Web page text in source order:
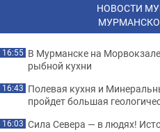
НОВОСТИ
16:55 В Мурманске на
рыбной кухни
16:43 Полевая кухня и
пройдет большая
16:03 Сила Севера — в людях!